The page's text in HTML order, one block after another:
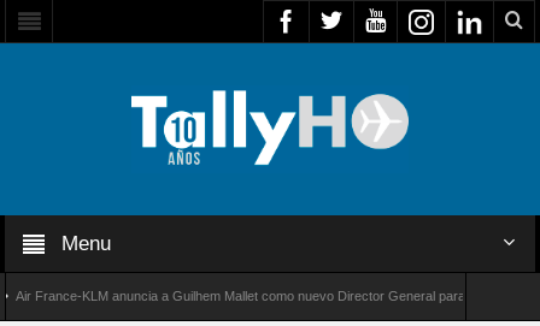
Menu
France-KLM anuncia a Guilhem Mallet como nuevo Director General para América Latina